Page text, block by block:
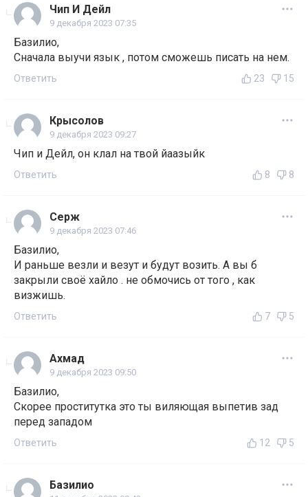
Чип И Дейл
9 декабря 2023 07:35
Базилио,
Сначала выучи язык , потом сможешь писать на нем.
Ответить 23 15
Крысолов
9 декабря 2023 09:27
Чип и Дейл, он клал на твой йаазыйк
Ответить 8 8
Серж
9 декабря 2023 07:46
Базилио,
И раньше везли и везут и будут возить. А вы б
закрыли своё хайло . не обмочись от того , как
визжишь.
Ответить 7 5
Ахмад
9 декабря 2023 09:50
Базилио,
Скорее проститутка это ты виляющая выпетив зад
перед западом
Ответить 12 5
Базилио